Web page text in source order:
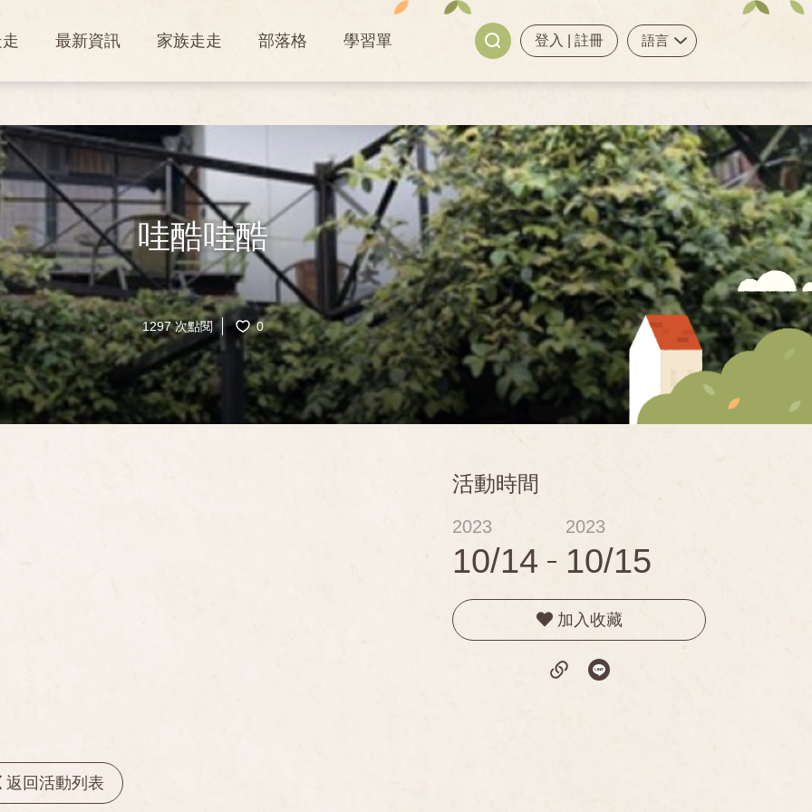
最新資訊 家族走走 部落格 學習單 登入 註冊
哇酷哇酷
1297 次點閱 0
活動時間
2023
10/14
2023
10/15
加入收藏
返回活動列表